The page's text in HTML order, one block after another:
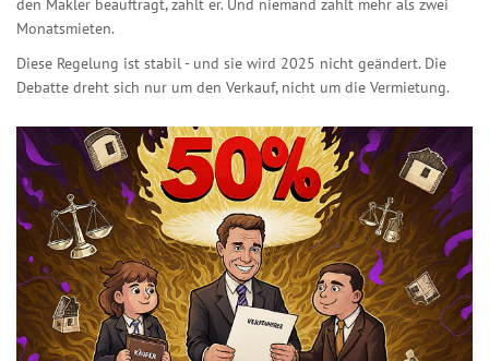
den Makler beauftragt, zahlt er. Und niemand zahlt mehr als zwei
Monatsmieten.
Diese Regelung ist stabil - und sie wird 2025 nicht geändert. Die
Debatte dreht sich nur um den Verkauf, nicht um die Vermietung.